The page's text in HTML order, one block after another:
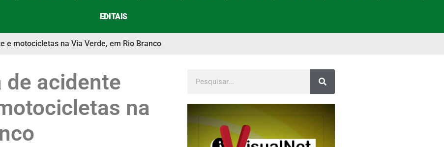
EDITAIS
e motocicletas na Via Verde, em Rio Branco
acidente
na